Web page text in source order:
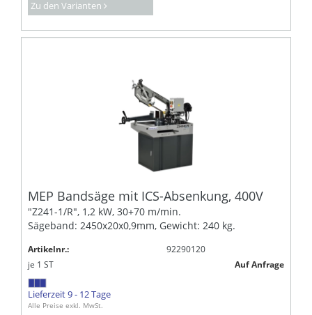
Zu den Varianten
MEP Bandsäge mit ICS-Absenkung, 400V
"Z241-1/R", 1,2 kW, 30+70 m/min.
Sägeband: 2450x20x0,9mm, Gewicht: 240 kg.
Artikelnr.:
92290120
je 1 ST Auf Anfrage
Lieferzeit 9 - 12 Tage
Alle Preise exkl. MwSt.